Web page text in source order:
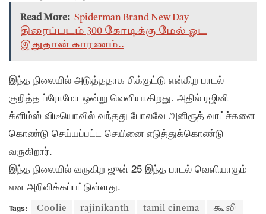
Read More: Spiderman Brand New Day
திரைப்படம் 300 கோடிக்கு மேல் ஓட
இதுதான் காரணம்..
இந்த நிலையில் அடுத்ததாக சிக்குட்டு என்கிற பாடல்
குறித்த ப்ரோமோ ஒன்று வெளியாகிறது. அதில் ரஜினி
க்ளிம்ஸ் விடீயொவில் வந்தது போலவே அனிரூத் வாட்ச்களை
கொண்டு செய்யப்பட்ட செயினை எடுத்துக்கொண்டு
வருகிறார்.
இந்த நிலையில் வருகிற ஜுன் 25 இந்த பாடல் வெளியாகும்
என அறிவிக்கப்பட்டுள்ளது.
Tags: Coolie rajinikanth tamil cinema கூலி